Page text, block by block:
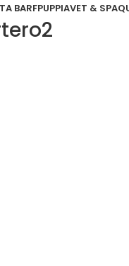
BARFPUPPIAVET & SPA